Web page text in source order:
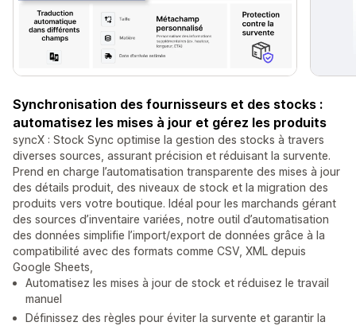
Synchronisation des fournisseurs et des stocks :
automatisez les mises à jour et gérez les produits
syncX : Stock Sync optimise la gestion des stocks à travers
diverses sources, assurant précision et réduisant la survente.
Prend en charge l’automatisation transparente des mises à jour
des détails produit, des niveaux de stock et la migration des
produits vers votre boutique. Idéal pour les marchands gérant
des sources d’inventaire variées, notre outil d’automatisation
des données simplifie l’import/export de données grâce à la
compatibilité avec des formats comme CSV, XML depuis
Google Sheets,
Automatisez les mises à jour de stock et réduisez le travail
manuel
Définissez des règles pour éviter la survente et garantir la